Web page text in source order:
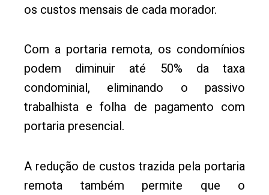
os custos mensais de cada morador.
Com a portaria remota, os condomínios
podem diminuir até 50% da taxa
condominial, eliminando o passivo
trabalhista e folha de pagamento com
portaria presencial.
A redução de custos trazida pela portaria
remota também permite que o